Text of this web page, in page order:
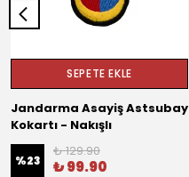
SEPETE EKLE
Jandarma Asayiş Astsubay
Kokartı - Nakışlı
%23
₺ 129.90
₺ 99.90